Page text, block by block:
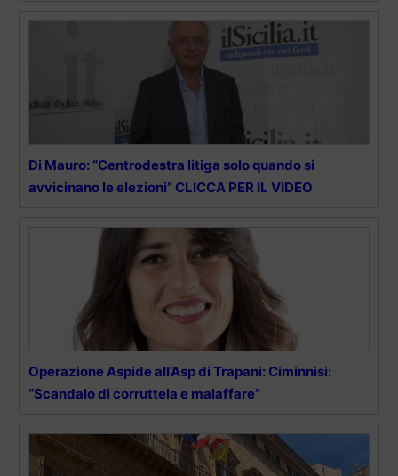
Di Mauro: “Centrodestra litiga solo quando si
avvicinano le elezioni” CLICCA PER IL VIDEO
Operazione Aspide all’Asp di Trapani: Ciminnisi:
“Scandalo di corruttela e malaffare”